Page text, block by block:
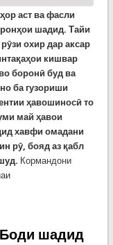
аст ва фасли
шадид. Тайи
охир дар аксар
кишвар
боронӣ буд ва
ба гузориши
ҳавошиносӣ то
май ҳавои
хавфи омадани
рӯ, бояд аз қабл
Кормандони
офатҳои
Боди шадид